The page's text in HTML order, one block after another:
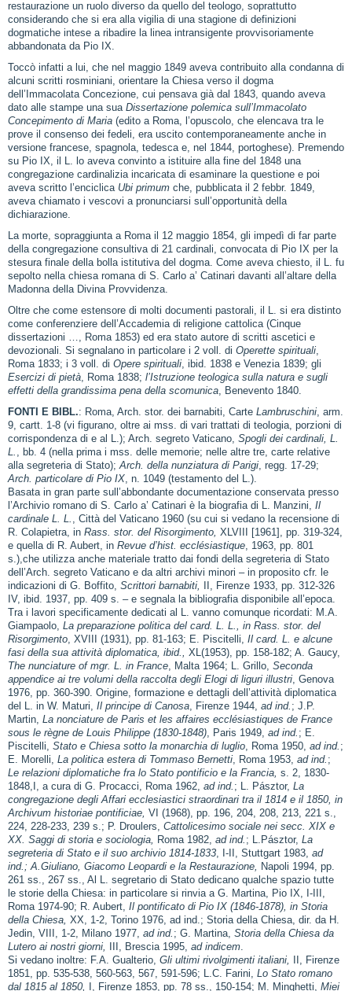
restaurazione un ruolo diverso da quello del teologo, soprattutto
considerando che si era alla vigilia di una stagione di definizioni
dogmatiche intese a ribadire la linea intransigente provvisoriamente
abbandonata da Pio IX.
Toccò infatti a lui, che nel maggio 1849 aveva contribuito alla condanna di
alcuni scritti rosminiani, orientare la Chiesa verso il dogma
dell’Immacolata Concezione, cui pensava già dal 1843, quando aveva
dato alle stampe una sua Dissertazione polemica sull’Immacolato
Concepimento di Maria (edito a Roma, l’opuscolo, che elencava tra le
prove il consenso dei fedeli, era uscito contemporaneamente anche in
versione francese, spagnola, tedesca e, nel 1844, portoghese). Premendo
su Pio IX, il L. lo aveva convinto a istituire alla fine del 1848 una
congregazione cardinalizia incaricata di esaminare la questione e poi
aveva scritto l’enciclicaUbi primum che, pubblicata il 2 febbr. 1849,
aveva chiamato i vescovi a pronunciarsi sull’opportunità della
dichiarazione.
La morte, sopraggiunta a Roma il 12 maggio 1854, gli impedì di far parte
della congregazione consultiva di 21 cardinali, convocata di Pio IX per la
stesura finale della bolla istitutiva del dogma. Come aveva chiesto, il L. fu
sepolto nella chiesa romana di S. Carlo a’ Catinari davanti all’altare della
Madonna della Divina Provvidenza.
Oltre che come estensore di molti documenti pastorali, il L. si era distinto
come conferenziere dell’Accademia di religione cattolica (Cinque
dissertazioni …, Roma 1853) ed era stato autore di scritti ascetici e
devozionali. Si segnalano in particolare i 2 voll. di Operette spirituali,
Roma 1833; i 3 voll. di Opere spirituali, ibid. 1838 e Venezia 1839; gli
Esercizi di pietà, Roma 1838; l’Istruzione teologica sulla natura e sugli
effetti della grandissima pena della scomunica, Benevento 1840.
FONTI E BIBL.: Roma, Arch. stor. dei barnabiti, Carte Lambruschini, arm.
9, cartt. 1-8 (vi figurano, oltre ai mss. di vari trattati di teologia, porzioni di
corrispondenza di e al L.); Arch. segreto Vaticano, Spogli dei cardinali, L.
L. , bb. 4 (nella prima i mss. delle memorie; nelle altre tre, carte relative
alla segreteria di Stato);Arch. della nunziatura di Parigi, regg. 17-29;
Arch. particolare di Pio IX, n. 1049 (testamento del L.).
Basata in gran parte sull’abbondante documentazione conservata presso
l’Archivio romano di S. Carlo a’ Catinari è la biografia di L. Manzini, Il
cardinale L. L. , Città del Vaticano 1960 (su cui si vedano la recensione di
R. Colapietra, in Rass. stor. del Risorgimento, XLVIII [1961], pp. 319-324,
e quella di R. Aubert, in Revue d’hist. ecclésiastique, 1963, pp. 801
s.),che utilizza anche materiale tratto dai fondi della segreteria di Stato
dell’Arch. segreto Vaticano e da altri archivi minori – in proposito cfr. le
indicazioni di G. Boffito, Scrittori barnabiti,
II, Firenze 1933, pp. 312-326
IV, ibid. 1937, pp. 409 s. – e segnala la bibliografia disponibile all’epoca.
Tra i lavori specificamente dedicati al L. vanno comunque ricordati: M.A.
Giampaolo, La preparazione politica del card. L. L., in Rass. stor. del
Risorgimento, XVIII (1931), pp. 81-163; E. Piscitelli, Il card. L. e alcune
fasi della sua attività diplomatica, ibid., XL(1953), pp. 158-182; A. Gaucy,
The nunciature of mgr. L. in France, Malta 1964; L. Grillo, Seconda
appendice ai tre volumi della raccolta degli Elogi di liguri illustri, Genova
1976, pp. 360-390. Origine, formazione e dettagli dell’attività diplomatica
del L. in W. Maturi, Il principe di Canosa, Firenze 1944, ad ind. ; J.P.
Martin, La nonciature de Paris et les affaires ecclésiastiques de France
sous le règne de Louis Philippe (1830-1848), Paris 1949, ad ind. ; E.
Piscitelli, Stato e Chiesa sotto la monarchia di luglio, Roma 1950, ad ind. ;
E. Morelli, La politica estera di Tommaso Bernetti, Roma 1953, ad ind. ;
Le relazioni diplomatiche fra lo Stato pontificio e la Francia, s. 2, 1830-
1848,I, a cura di G. Procacci, Roma 1962, ad ind. ; L. Pásztor, La
congregazione degli Affari ecclesiastici straordinari tra il 1814 e il 1850, in
Archivum historiae pontificiae, VI (1968), pp. 196, 204, 208, 213, 221 s.,
224, 228-233, 239 s.; P. Droulers, Cattolicesimo sociale nei secc. XIX e
XX. Saggi di storia e sociologia, Roma 1982, ad ind. ; L.Pásztor, La
segreteria di Stato e il suo archivio 1814-1833, I-II, Stuttgart 1983, ad
ind.; A.Giuliano, Giacomo Leopardi e la Restaurazione, Napoli 1994, pp.
261 ss., 267 ss., Al L. segretario di Stato dedicano qualche spazio tutte
le storie della Chiesa: in particolare si rinvia a G. Martina, Pio IX, I-III,
Roma 1974-90; R. Aubert, Il pontificato di Pio IX (1846-1878), in Storia
della Chiesa, XX, 1-2, Torino 1976, ad ind.; Storia della Chiesa, dir. da H.
Jedin, VIII, 1-2, Milano 1977, ad ind. ; G. Martina, Storia della Chiesa da
Lutero ai nostri giorni,
III, Brescia 1995, ad indicem.
Si vedano inoltre: F.A. Gualterio, Gli ultimi rivolgimenti italiani,
II, Firenze
1851, pp. 535-538, 560-563, 567, 591-596; L.C. Farini, Lo Stato romano
dal 1815 al 1850,
I, Firenze 1853, pp. 78 ss., 150-154; M. Minghetti, Miei